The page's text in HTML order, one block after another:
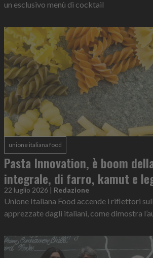
un esclusivo menù di cocktail
unione italiana food
Pasta Innovation, è boom
integrale, di farro, kamut e
22 luglio 2026 | Redazione
Unione Italiana Food accende i riflettori
apprezzate dagli italiani, come dimostra